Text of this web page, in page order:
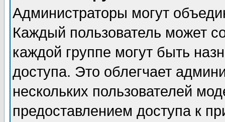
Администраторы могут
Каждый пользователь может
каждой группе могут быть
доступа. Это облегчает
нескольких пользователей
предоставлением доступа к